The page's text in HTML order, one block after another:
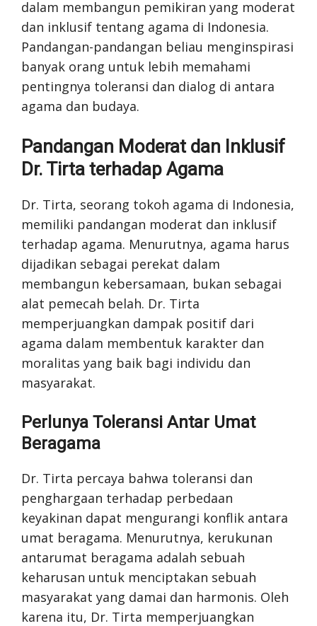
dalam membangun pemikiran yang moderat
dan inklusif tentang agama di Indonesia.
Pandangan-pandangan beliau menginspirasi
banyak orang untuk lebih memahami
pentingnya toleransi dan dialog di antara
agama dan budaya.
Pandangan Moderat dan Inklusif
Dr. Tirta terhadap Agama
Dr. Tirta, seorang tokoh agama di Indonesia,
memiliki pandangan moderat dan inklusif
terhadap agama. Menurutnya, agama harus
dijadikan sebagai perekat dalam
membangun kebersamaan, bukan sebagai
alat pemecah belah. Dr. Tirta
memperjuangkan dampak positif dari
agama dalam membentuk karakter dan
moralitas yang baik bagi individu dan
masyarakat.
Perlunya Toleransi Antar Umat
Beragama
Dr. Tirta percaya bahwa toleransi dan
penghargaan terhadap perbedaan
keyakinan dapat mengurangi konflik antara
umat beragama. Menurutnya, kerukunan
antarumat beragama adalah sebuah
keharusan untuk menciptakan sebuah
masyarakat yang damai dan harmonis. Oleh
karena itu, Dr. Tirta memperjuangkan